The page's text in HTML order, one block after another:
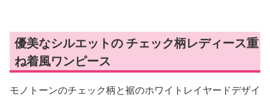
優美なシルエットの チェック柄レディース重
ね着風ワンピース
モノトーンのチェック柄と裾のホワイトレイヤードデザイ